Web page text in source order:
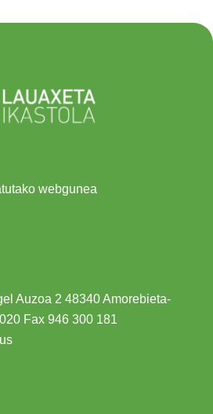
webgunea
Auzoa 2 48340 Amorebieta-
Fax 946 300 181